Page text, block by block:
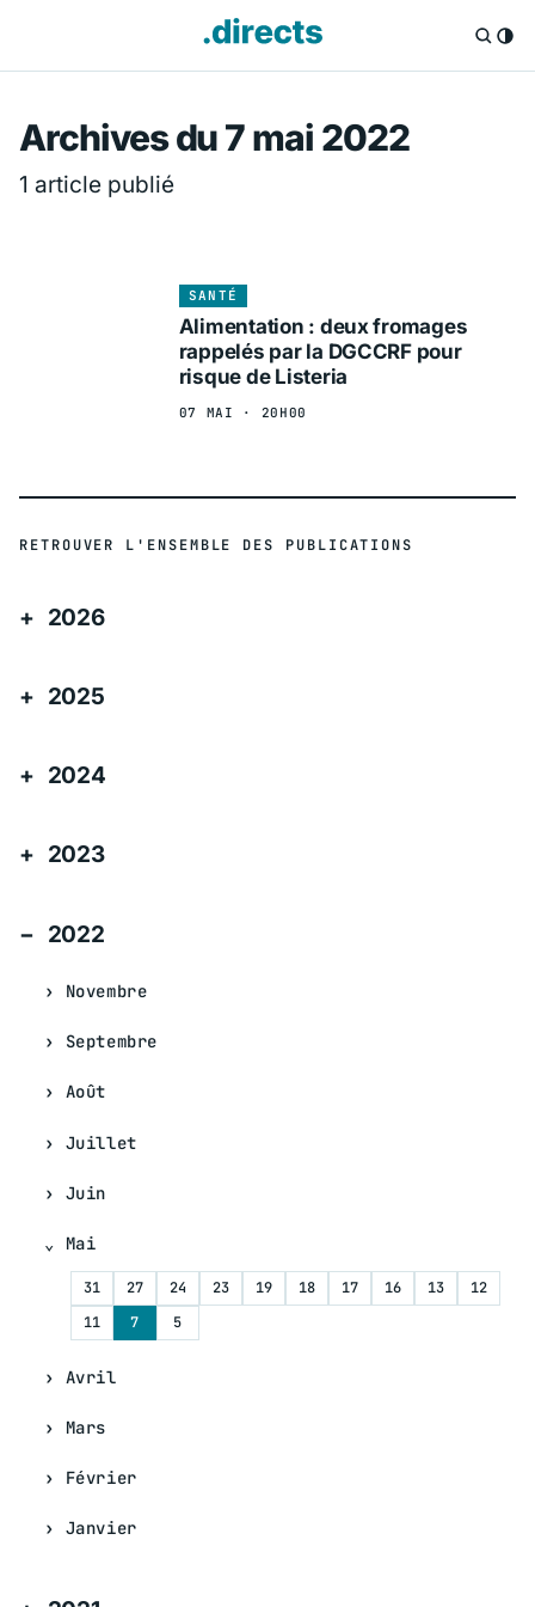
Directs.fr —
Archives du 7 mai 2022
1 article publié
SANTÉ
Alimentation : deux fromages
rappelés par la DGCCRF pour
risque de Listeria
07 MAI · 20H00
RETROUVER L'ENSEMBLE DES PUBLICATIONS
2026
2025
2024
2023
2022
Novembre
Septembre
Août
Juillet
Juin
Mai
31 27 24 23 19 18 17 16 13
12
11
7 5
Avril
Mars
Février
Janvier